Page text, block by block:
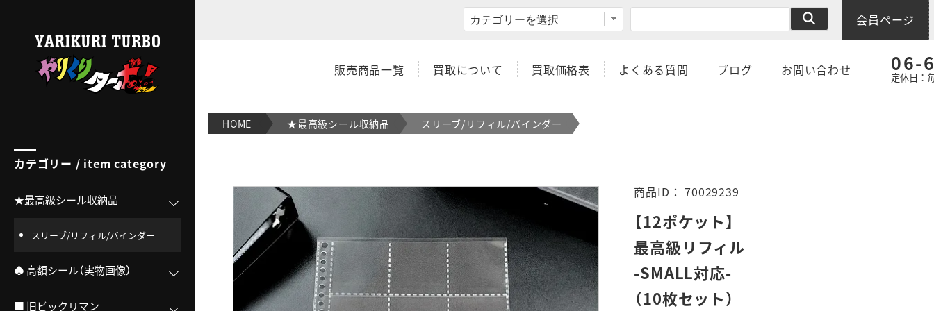
-SMALL対応-
（10枚セット）｜【ビックリマンシール実店舗買取OK/交渉OK】スーパー渡のやりくりターボ！
会員ページ
販売商品一覧 買取について 買取価格表 よくある質問 ブログ お問い合わせ 06-
定休日：
HOME ★最高級シール収納品 スリーブ/リフィル/バインダー
商品ID：70029239
【12ポケット】
最高級リフィル
-SMALL対応-
（10枚セット）
カテゴリー / item category
★最高級シール収納品
スリーブ/リフィル/バインダー
♠ 高額シール（実物画像）
■ 旧ビックリマン